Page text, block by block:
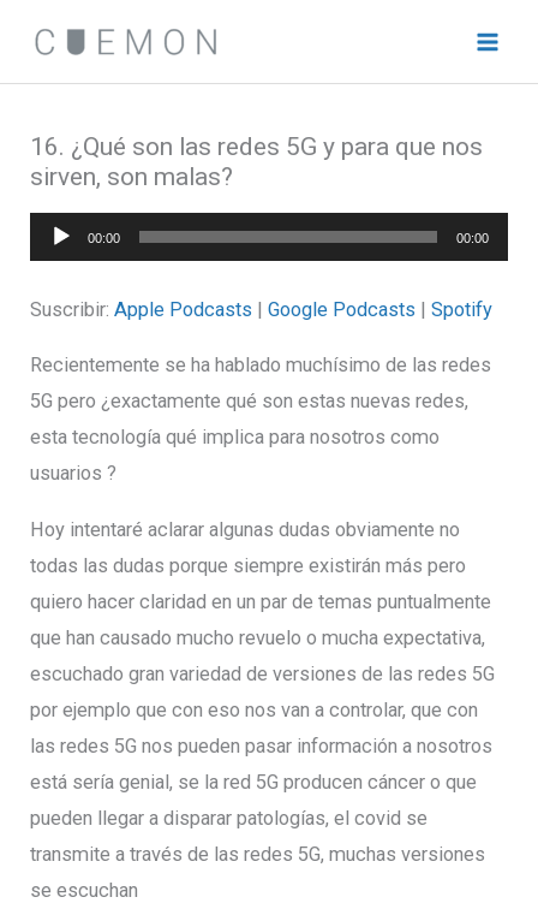
contenido
16. ¿Qué son las redes 5G y para que nos
sirven, son malas?
Reproductor
de
audio
00:00 00:00
Suscribir:Apple Podcasts |Google Podcasts |Spotify
Recientemente se ha hablado muchísimo de las redes
5G pero ¿exactamente qué son estas nuevas redes,
esta tecnología qué implica para nosotros como
usuarios ?
Hoy intentaré aclarar algunas dudas obviamente no
todas las dudas porque siempre existirán más pero
quiero hacer claridad en un par de temas puntualmente
que han causado mucho revuelo o mucha expectativa,
escuchado gran variedad de versiones de las redes 5G
por ejemplo que con eso nos van a controlar, que con
las redes 5G nos pueden pasar información a nosotros
está sería genial, se la red 5G producen cáncer o que
pueden llegar a disparar patologías, el covid se
transmite a través de las redes 5G, muchas versiones
se escuchan